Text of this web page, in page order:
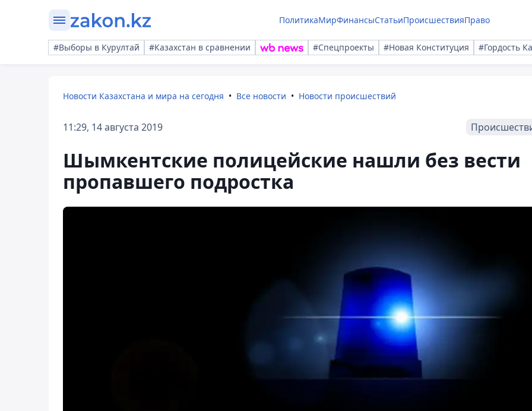
ПолитикаМирФинансыСтатьиПроисшествияПраво
#Выборы в Курултай #Казахстан в сравнении #Спецпроекты #Новая Конституция #Гордость
Новости Казахстана и мира на сегодня Все новости Новости происшествий
11:29, 14 августа 2019
Шымкентские полицейские нашли без вести
пропавшего подростка